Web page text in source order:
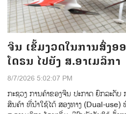
ຈີນ ເຂັ້ມງວດໃນການສົ່ງອ
ໂດຣນ ໄປຍັງ ສ.ອາເມລິກາ
8/7/2026 5:02:07 PM
ກະຊວງ ການຄ້າຂອງຈີນ ປະກາດ ຍົກລະດັ
ສິນຄ້າ ທີ່ນຳໃຊ້ໄດ້ ສອງທາງ (Dual-use)